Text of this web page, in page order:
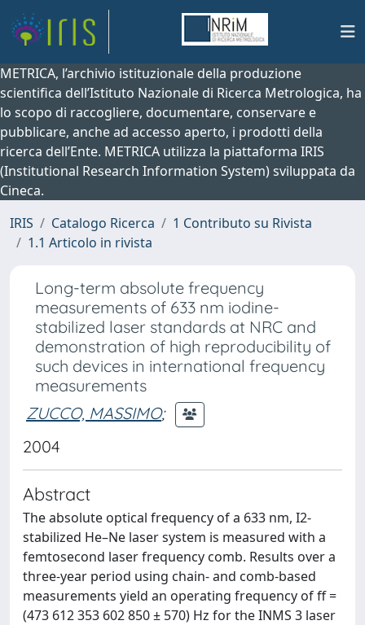
METRICA, l’archivio istituzionale della produzione
scientifica dell’Istituto Nazionale di Ricerca Metrologica, ha
lo scopo di raccogliere, documentare, conservare e
pubblicare, anche ad accesso aperto, i prodotti della
ricerca dell’Ente. METRICA utilizza la piattaforma IRIS
(Institutional Research Information System) sviluppata da
Cineca.
IRIS
Catalogo Ricerca
1 Contributo su Rivista
1.1 Articolo in rivista
Long-term absolute frequency
measurements of 633 nm iodine-
stabilized laser standards at NRC and
demonstration of high reproducibility of
such devices in international frequency
measurements
ZUCCO, MASSIMO;
2004
Abstract
The absolute optical frequency of a 633 nm, I2-
stabilized He–Ne laser system is measured with a
femtosecond laser frequency comb. Results over a
three-year period using chain- and comb-based
measurements yield an operating frequency of ff =
(473 612 353 602 850 ± 570) Hz for the INMS 3 laser